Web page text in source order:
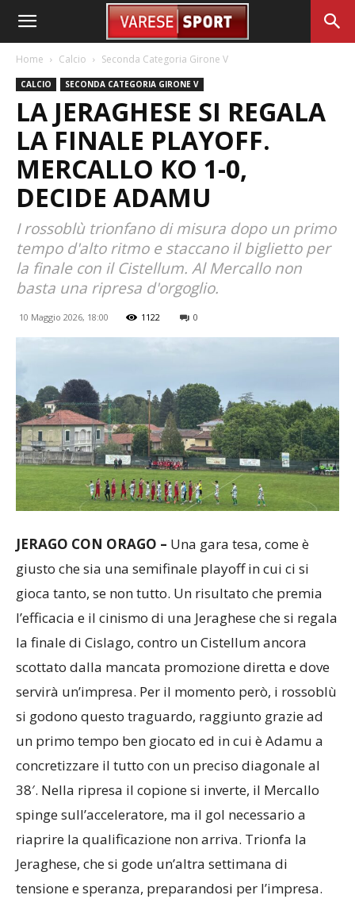
Home Calcio Seconda Categoria Girone V
CALCIO SECONDA CATEGORIA GIRONE V
LA JERAGHESE SI REGALA
LA FINALE PLAYOFF.
MERCALLO KO 1-0,
DECIDE ADAMU
I rossoblù trionfano di misura dopo un primo
tempo d'alto ritmo e staccano il biglietto per
la finale con il Cistellum. Al Mercallo non
basta una ripresa d'orgoglio.
10 Maggio 2026, 18:00 1122 0
JERAGO CON ORAGO – Una gara tesa, come è
giusto che sia una semifinale playoff in cui ci si
gioca tanto, se non tutto. Un risultato che premia
l’efficacia e il cinismo di una Jeraghese che si regala
la finale di Cislago, contro un Cistellum ancora
scottato dalla mancata promozione diretta e dove
servirà un’impresa. Per il momento però, i rossoblù
si godono questo traguardo, raggiunto grazie ad
un primo tempo ben giocato ed in cui è Adamu a
concretizzare il tutto con un preciso diagonale al
38′. Nella ripresa il copione si inverte, il Mercallo
spinge sull’acceleratore, ma il gol necessario a
riaprire la qualificazione non arriva. Trionfa la
Jeraghese, che si gode un’altra settimana di
tensione e speranza, preparandosi per l’impresa.